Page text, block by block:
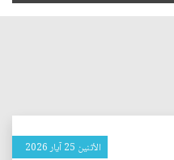
الأثنين 25 آيار 2026